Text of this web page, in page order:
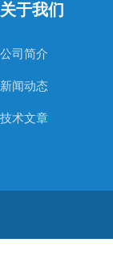
关于我们
公司简介
新闻动态
技术文章